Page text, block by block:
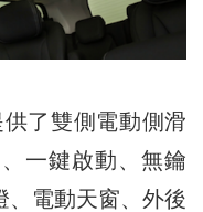
了雙側電動側滑
一鍵啟動、無鑰
、電動天窗、外後